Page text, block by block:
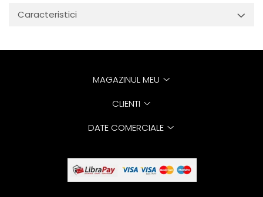
Caracteristici
MAGAZINUL MEU
CLIENTI
DATE COMERCIALE